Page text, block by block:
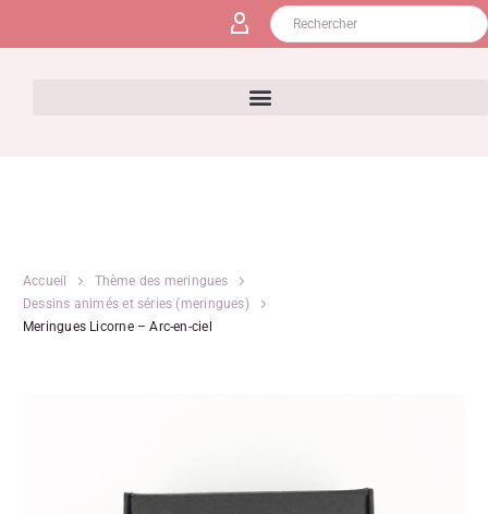
Accueil
Thème des meringues
Dessins animés et séries (meringues)
Meringues Licorne – Arc-en-ciel